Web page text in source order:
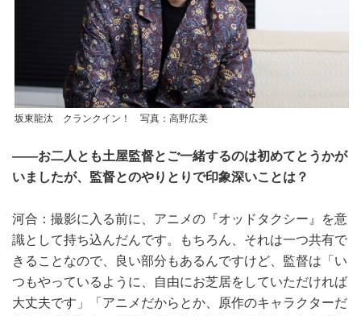
坂東龍汰 クランクイン！ 写真：高野広美
――お二人とも土屋監督とご一緒するのは初めてとうかが
いましたが、監督とのやりとりで印象深いことは？
河合：撮影に入る前に、アニメの『オッドタクシー』を意
識として持ち込んだんです。もちろん、それは一つ共有で
きることなので、良い部分もあるんですけど、監督は「い
つもやっているように、自由にお芝居をしていただければ
大丈夫です」「アニメだからとか、原作のキャラクターだ